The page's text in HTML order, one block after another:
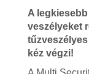
A
veszélyeket
kéz végzi!